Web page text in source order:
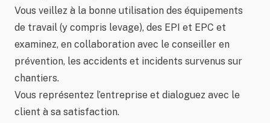
Vous veillez à la bonne utilisation des équipements
de travail (y compris levage), des EPI et EPC et
examinez, en collaboration avec le conseiller en
prévention, les accidents et incidents survenus sur
chantiers.
Vous représentez l’entreprise et dialoguez avec le
client à sa satisfaction.